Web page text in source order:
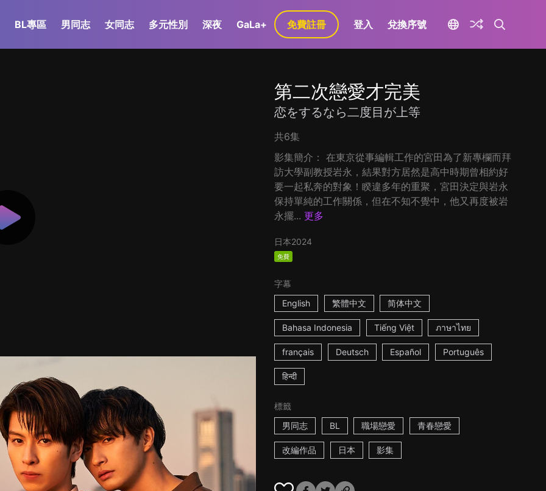
BL專區 男同志 女同志 多元性別 深夜 GaLa+ 免費註冊 登入 兌換序號
第二次戀愛才完美
恋をするなら二度目が上等
共6集
影集簡介： 在東京從事編輯工作的宮田為了新專欄而拜
訪大學副教授岩永，結果對方居然是高中時期曾相約好
要一起私奔的對象！睽違多年的重聚，宮田決定與岩永
保持單純的工作關係，但在不知不覺中，他又再度被岩
永擺... 更多
日本2024
免費
字幕
English
繁體中文 简体中文
Bahasa Indonesia Tiếng Việt ภาษาไทย
français Deutsch Español Português
हिन्दी
標籤
男同志
BL 職場戀愛 青春戀愛
改編作品 日本 影集